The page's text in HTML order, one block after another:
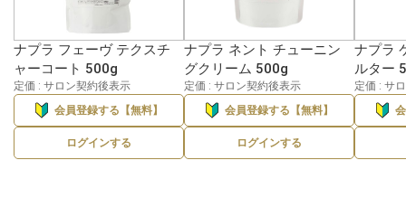
ナプラ フェーヴ テクスチ
ャーコート 500g
定価 : サロン契約後表示
会員登録する【無料】
ログインする
ナプラ ネント チューニン
グクリーム 500g
定価 : サロン契約後表示
会員登録する【無料】
ログインする
ナプラ
ルター
定価 : サ